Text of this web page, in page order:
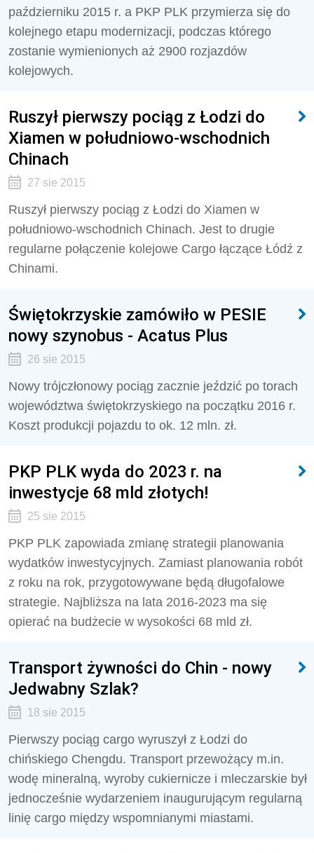
październiku 2015 r. a PKP PLK przymierza się do
kolejnego etapu modernizacji, podczas którego
zostanie wymienionych aż 2900 rozjazdów
kolejowych.
Ruszył pierwszy pociąg z Łodzi do
Xiamen w południowo-wschodnich
Chinach
27 sie 2015
Ruszył pierwszy pociąg z Łodzi do Xiamen w
południowo-wschodnich Chinach. Jest to drugie
regularne połączenie kolejowe Cargo łączące Łódź z
Chinami.
Świętokrzyskie zamówiło w PESIE
nowy szynobus - Acatus Plus
26 sie 2015
Nowy trójczłonowy pociąg zacznie jeździć po torach
województwa świętokrzyskiego na początku 2016 r.
Koszt produkcji pojazdu to ok. 12 mln. zł.
PKP PLK wyda do 2023 r. na
inwestycje 68 mld złotych!
25 sie 2015
PKP PLK zapowiada zmianę strategii planowania
wydatków inwestycyjnych. Zamiast planowania robót
z roku na rok, przygotowywane będą długofalowe
strategie. Najbliższa na lata 2016-2023 ma się
opierać na budżecie w wysokości 68 mld zł.
Transport żywności do Chin - nowy
Jedwabny Szlak?
18 sie 2015
Pierwszy pociąg cargo wyruszył z Łodzi do
chińskiego Chengdu. Transport przewożący m.in.
wodę mineralną, wyroby cukiernicze i mleczarskie był
jednocześnie wydarzeniem inaugurującym regularną
linię cargo między wspomnianymi miastami.